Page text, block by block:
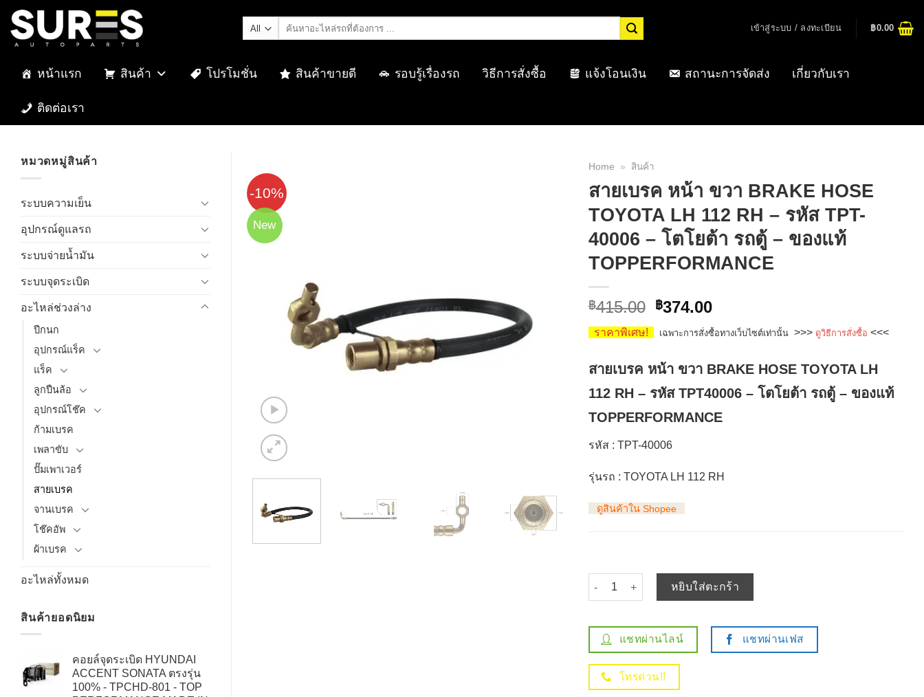
Skip
content
ค้นหา:
เข้าสู่ระบบ / ลงทะเบียน ฿0.00
หน้าแรก สินค้า โปรโมชั่น สินค้าขายดี รอบรู้เรื่องรถ วิธีการสั่งซื้อ แจ้งโอนเงิน สถานะการจัดส่ง เกี่ยวกับเรา
ติดต่อเรา
หมวดหมู่สินค้า
ระบบความเย็น
อุปกรณ์ดูแลรถ
ระบบจ่ายน้ำมัน
ระบบจุดระเบิด
อะไหล่ช่วงล่าง
ปีกนก
อุปกรณ์แร็ค
แร็ค
ลูกปืนล้อ
อุปกรณ์โช๊ค
ก้ามเบรค
เพลาขับ
ปั๊มเพาเวอร์
สายเบรค
จานเบรค
โช๊คอัพ
ผ้าเบรค
อะไหล่ทั้งหมด
สินค้ายอดนิยม
คอยล์จุดระเบิด HYUNDAI
ACCENT SONATA ตรงรุ่น
100% - TPCHD-801 - TOP
-10%
New
Home » สินค้า
สายเบรค หน้า ขวา BRAKE HOSE
TOYOTA LH 112 RH – รหัส TPT-
40006 – โตโยต้า รถตู้ – ของแท้
TOPPERFORMANCE
฿415.00 Original
was:
฿374.00Current
price
is:
ราคาพิเศษ! เฉพาะการสั่งซื้อทางเว็บไซต์เท่านั้น >>> ดูวิธีการสั่งซื้อ <<<
สายเบรค หน้า ขวา BRAKE HOSE TOYOTA LH
112 RH – รหัส TPT40006 – โตโยต้า รถตู้ – ของแท้
TOPPERFORMANCE
รหัส: TPT-40006
รุ่นรถ : TOYOTA LH 112 RH
ดูสินค้าใน Shopee
จำนวน สายเบรค หน้า ขวา BRAKE HOSE TOYOTA LH 112 RH - รหัส TPT-
หยิบใส่ตะกร้า
แชทผ่านไลน์ แชทผ่านเฟส
โทรด่วน!!